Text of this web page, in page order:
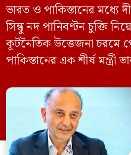
ভারত ও পাকিস্তানের মধ্যে
সিন্ধু নদ পানিবণ্টন চুক্তি
কূটনৈতিক উত্তেজনা চরমে
পাকিস্তানের এক শীর্ষ মন্ত্রী
পানির ওপর কেউ হাত দিলে
ফেলা হবে। ভারতের
আর পাতিল কর্তৃক আগামী
[…]